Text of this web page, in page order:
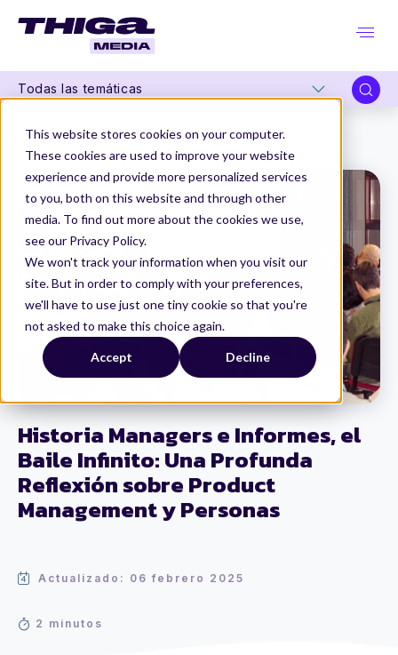
This website stores cookies on your computer.
These cookies are used to improve your website
experience and provide more personalized services
to you, both on this website and through other
media. To find out more about the cookies we use,
see our Privacy Policy.
We won't track your information when you visit our
site. But in order to comply with your preferences,
we'll have to use just one tiny cookie so that you're
not asked to make this choice again.
Accept Decline
Todas las temáticas
Historia Managers e Informes, el
Baile Infinito: Una Profunda
Reflexión sobre Product
Management y Personas
Actualizado: 06 febrero 2025
2 minutos
Thiga Media
Product Management